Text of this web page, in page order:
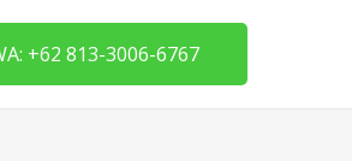
+62 813-3006-6767